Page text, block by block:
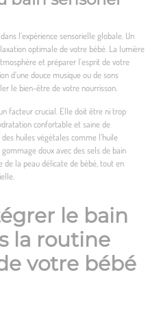
l’expérience sensorielle globale. Un
optimale de votre bébé. La lumière
et préparer l’esprit de votre
d’une douce musique ou de sons
le bien-être de votre nourrisson.
facteur crucial. Elle doit être ni trop
confortable et saine de
huiles végétales comme l’huile
doux avec des sels de bain
de la peau délicate de bébé, tout en
le bain
la routine
votre bébé